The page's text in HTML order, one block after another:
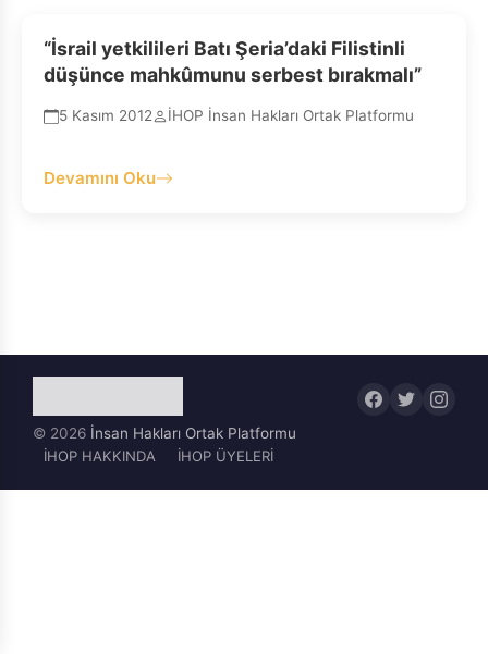
“İsrail yetkilileri Batı Şeria’daki Filistinli
düşünce mahkûmunu serbest bırakmalı”
5 Kasım 2012 İHOP İnsan Hakları Ortak Platformu
Devamını Oku
© 2026 İnsan Hakları Ortak Platformu
İHOP HAKKINDA
İHOP ÜYELERİ